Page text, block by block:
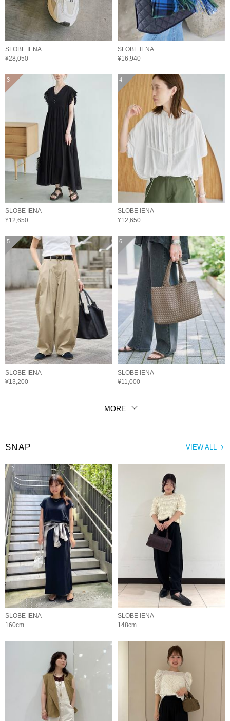
SLOBE IENA
¥28,050
SLOBE IENA
¥16,940
3
SLOBE IENA
¥12,650
4
SLOBE IENA
¥12,650
5
SLOBE IENA
¥13,200
6
SLOBE IENA
¥11,000
MORE
VIEW ALL
SNAP
SLOBE IENA
160cm
SLOBE IENA
148cm